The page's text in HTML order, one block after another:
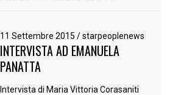
11 Settembre 2015/ starpeoplenews
INTERVISTA AD EMANUELA
PANATTA
Intervista di Maria Vittoria Corasaniti